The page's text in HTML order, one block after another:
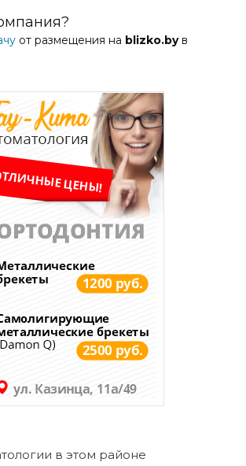
от размещения на blizko.byв
в этом районе